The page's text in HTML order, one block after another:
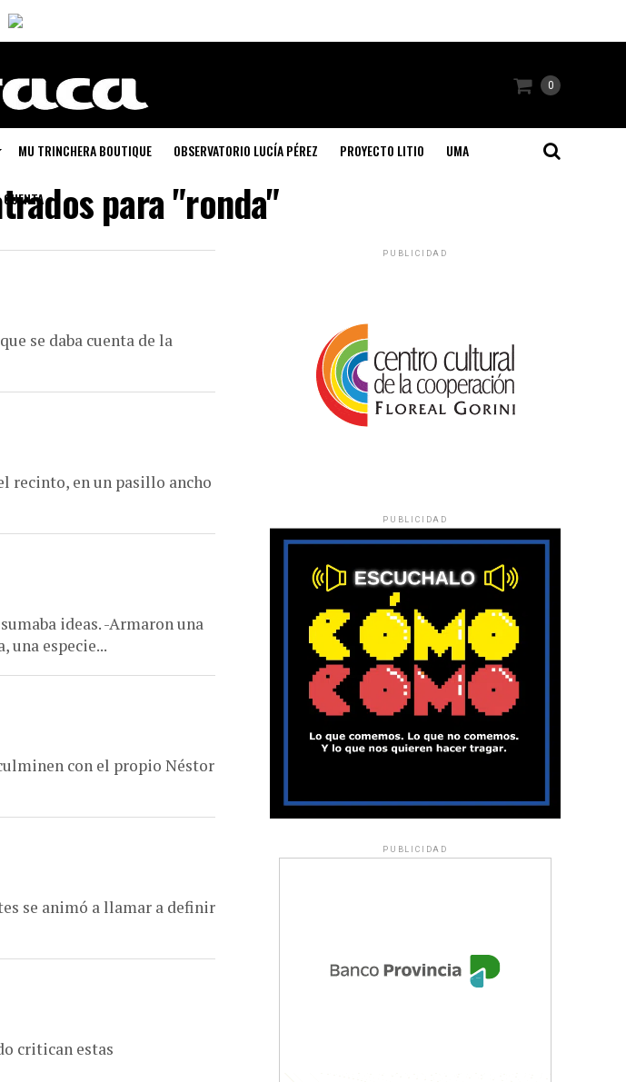
0
MU TRINCHERA BOUTIQUE OBSERVATORIO LUCÍA PÉREZ PROYECTO LITIO UMA
para "ronda"
se daba cuenta de la
recinto, en un pasillo ancho
ideas. -Armaron una
una especie...
con el propio Néstor
se animó a llamar a definir
critican estas
PUBLICIDAD
PUBLICIDAD
PUBLICIDAD